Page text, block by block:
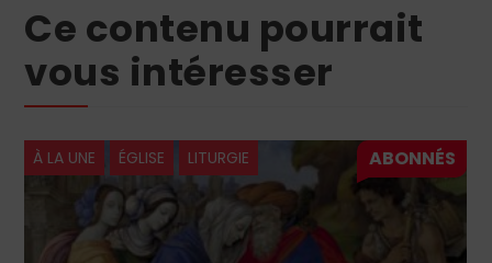
Ce contenu pourrait
vous intéresser
À LA UNE ÉGLISE LITURGIE